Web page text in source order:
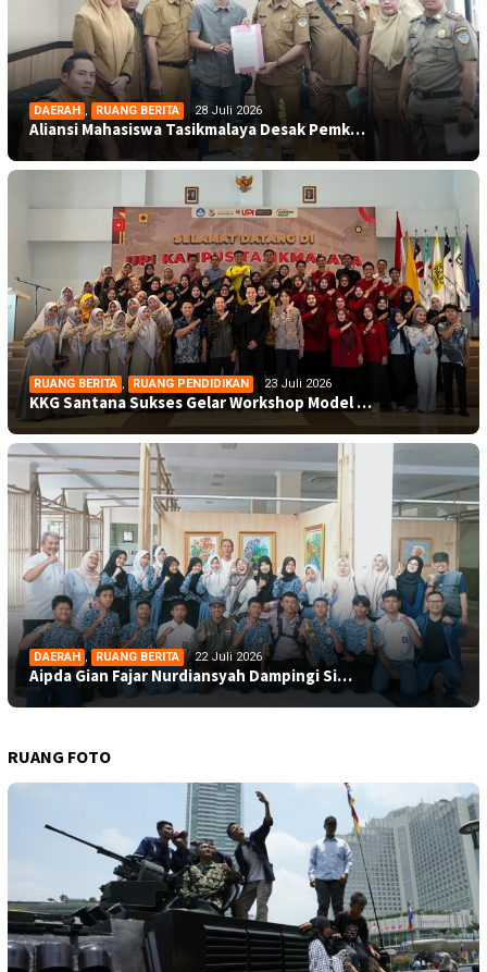
DAERAH , RUANG BERITA 28 Juli 2026
Aliansi Mahasiswa Tasikmalaya Desak Pemk…
RUANG BERITA , RUANG PENDIDIKAN 23 Juli 2026
KKG Santana Sukses Gelar Workshop Model …
DAERAH , RUANG BERITA 22 Juli 2026
Aipda Gian Fajar Nurdiansyah Dampingi Si…
RUANG FOTO